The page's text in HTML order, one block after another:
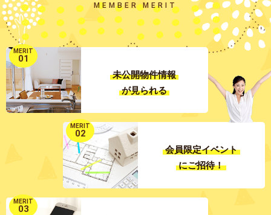
MEMBER MERIT
MERIT
01
未公開物件情報
が見られる
MERIT
02
会員限定イベント
にご招待！
MERIT
03